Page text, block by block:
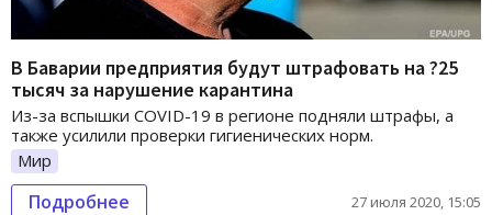
В Баварии предприятия будут штрафовать на ?25
тысяч за нарушение карантина
Из-за вспышки COVID-19 в регионе подняли штрафы, а
также усилили проверки гигиенических норм.
Мир
Подробнее 27 июля 2020, 15:05